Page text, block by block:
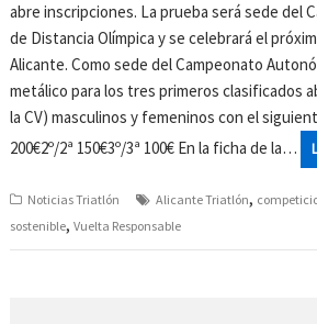
abre inscripciones. La prueba será sede del
de Distancia Olímpica y se celebrará el
Alicante. Como sede del Campeonato
metálico para los tres primeros clasificados
la CV) masculinos y femeninos con el
200€2º/2ª 150€3º/3ª 100€ En la ficha de la…
Noticias Triatlón Alicante Triatlón,
sostenible,Vuelta Responsable